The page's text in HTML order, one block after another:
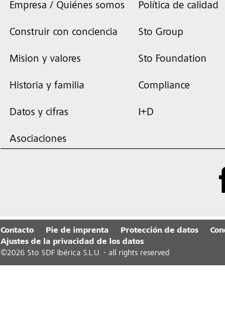
Empresa / Quiénes somos
Construir con conciencia
Mision y valores
Historia y familia
Datos y cifras
Asociaciones
Política de calidad
Sto Group
Sto Foundation
Compliance
I+D
Contacto Pie de imprenta Protección de datos
Ajustes de la privacidad de los datos
©2026 Sto SDF Ibérica S.L.U. - all rights reserved